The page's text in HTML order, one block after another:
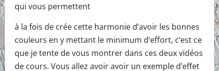
qui vous permettent
à la fois de crée cette harmonie d’avoir les bonnes
couleurs en y mettant le minimum d’effort, c’est ce
que je tente de vous montrer dans ces deux vidéos
de cours. Vous allez avoir avoir un exemple d’effet